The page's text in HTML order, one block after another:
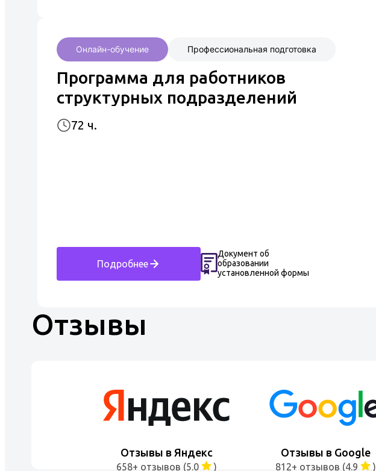
Онлайн-обучение Профессиональная подготовка
Программа для работников
структурных подразделений
72 ч.
Подробнее
Документ об
образовании
установленной формы
Отзывы
Отзывы в Яндекс
658+ отзывов (5.0 )
Отзывы в Google
812+ отзывов (4.9 )